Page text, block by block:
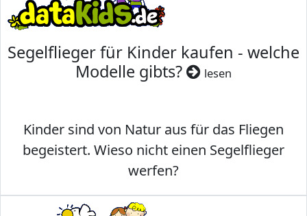
Segelflieger für Kinder kaufen - welche
Modelle gibts?
lesen
Kinder sind von Natur aus für das Fliegen
begeistert. Wieso nicht einen Segelflieger
werfen?